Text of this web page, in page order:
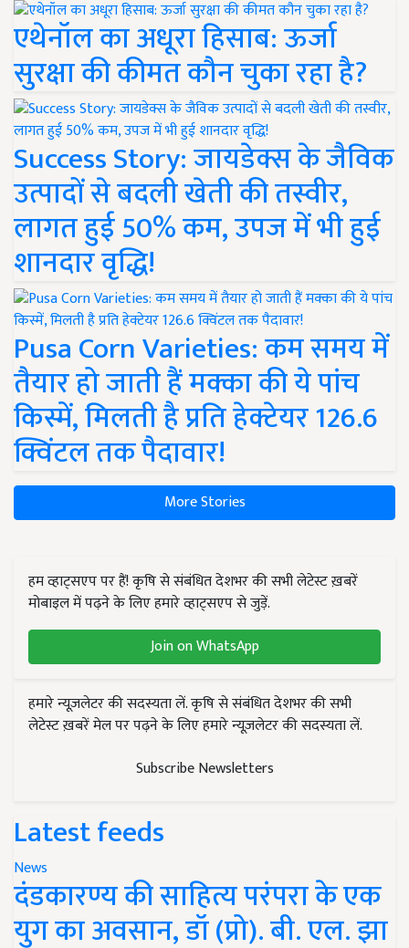
एथेनॉल का अधूरा हिसाब: ऊर्जा
सुरक्षा की कीमत कौन चुका रहा है?
Success Story: जायडेक्स के जैविक
उत्पादों से बदली खेती की तस्वीर,
लागत हुई 50% कम, उपज में भी हुई
शानदार वृद्धि!
Pusa Corn Varieties: कम समय में
तैयार हो जाती हैं मक्का की ये पांच
किस्में, मिलती है प्रति हेक्टेयर 126.6
क्विंटल तक पैदावार!
More Stories
हम व्हाट्सएप पर हैं! कृषि से संबंधित देशभर की सभी लेटेस्ट ख़बरें
मोबाइल में पढ़ने के लिए हमारे व्हाट्सएप से जुड़ें.
Join on WhatsApp
हमारे न्यूज़लेटर की सदस्यता लें. कृषि से संबंधित देशभर की सभी
लेटेस्ट ख़बरें मेल पर पढ़ने के लिए हमारे न्यूज़लेटर की सदस्यता लें.
Subscribe Newsletters
Latest feeds
News
दंडकारण्य की साहित्य परंपरा के एक
युग का अवसान, डॉ (प्रो). बी. एल. झा